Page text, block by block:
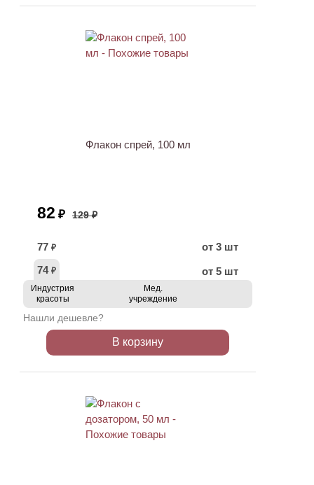
Флакон спрей, 100 мл
82 ₽ 129 ₽
77 ₽
от 3 шт
74 ₽ от 5 шт
Индустрия
красоты
Мед.
учреждение
Нашли дешевле?
В корзину